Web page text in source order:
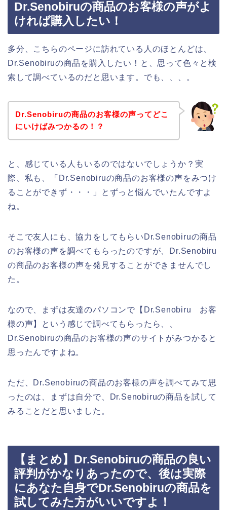
Dr.Senobiruの商品のお客様の声がよ
ければ購入したい！
多分、こちらのページに訪れている人のほとんどは、
Dr.Senobiruの商品を購入したい！と、思って色々と検
索して調べているのだと思います。でも、、、。
Dr.Senobiruの商品のお客様の声ってどこ
にいけばみつかるの！？
と、感じている人もいるのではないでしょうか？実
際、私も、「Dr.Senobiruの商品のお客様の声をみつけ
ることができず・・・」とずっと悩んでいたんですよ
ね。
そこで友人にも、協力をしてもらいDr.Senobiruの商品
のお客様の声を調べてもらったのですが、Dr.Senobiru
の商品のお客様の声を発見することができませんでし
た。
なので、まずは友達のパソコンで【Dr.Senobiru お客
様の声】という感じで調べてもらったら、、
Dr.Senobiruの商品のお客様の声のサイトがみつかると
思ったんですよね。
ただ、Dr.Senobiruの商品のお客様の声を調べてみて思
ったのは、まずは自分で、Dr.Senobiruの商品を試して
みることだと思いました。
【まとめ】Dr.Senobiruの商品の良い
評判がかなりあったので、後は実際
にあなた自身でDr.Senobiruの商品を
試してみた方がいいですよ！